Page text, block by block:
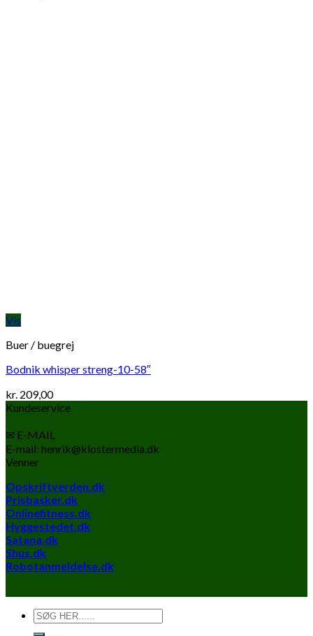
Vis
Buer / buegrej
Bodnik whisper streng-10-58″
kr. 209,00
Kundeservice
✉ E-MAIL
E-mail: henrik@klostermedia.dk
Venner
Opskriftverden.dk
Prisbasker.dk
Onlinefitness.dk
Hyggestedet.dk
Satana.dk
Shus.dk
Robotanmeldelse.dk
Søg
efter: